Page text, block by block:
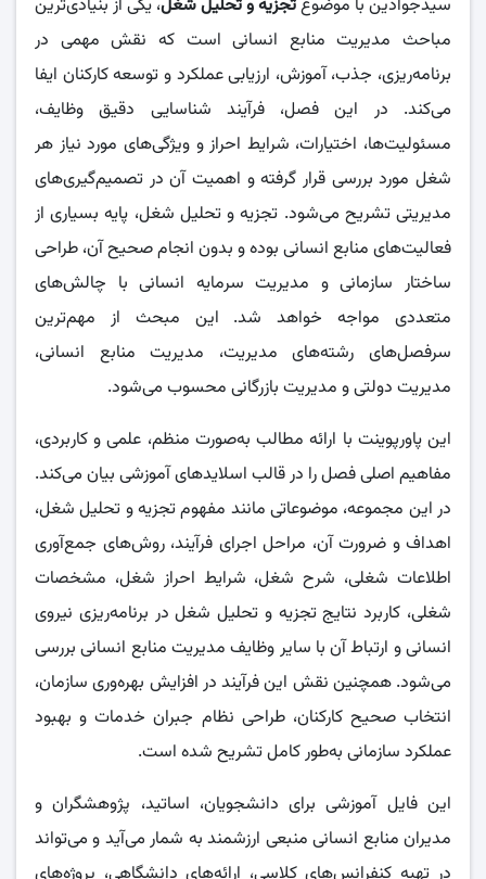
سیدجوادین با موضوعتجزیه و تحلیل شغل، یکی از بنیادی‌ترین
مباحث مدیریت منابع انسانی است که نقش مهمی در
برنامه‌ریزی، جذب، آموزش، ارزیابی عملکرد و توسعه کارکنان ایفا
می‌کند. در این فصل، فرآیند شناسایی دقیق وظایف،
مسئولیت‌ها، اختیارات، شرایط احراز و ویژگی‌های مورد نیاز هر
شغل مورد بررسی قرار گرفته و اهمیت آن در تصمیم‌گیری‌های
مدیریتی تشریح می‌شود. تجزیه و تحلیل شغل، پایه بسیاری از
فعالیت‌های منابع انسانی بوده و بدون انجام صحیح آن، طراحی
ساختار سازمانی و مدیریت سرمایه انسانی با چالش‌های
متعددی مواجه خواهد شد. این مبحث از مهم‌ترین
سرفصل‌های رشته‌های مدیریت، مدیریت منابع انسانی،
مدیریت دولتی و مدیریت بازرگانی محسوب می‌شود.
این پاورپوینت با ارائه مطالب به‌صورت منظم، علمی و کاربردی،
مفاهیم اصلی فصل را در قالب اسلایدهای آموزشی بیان می‌کند.
در این مجموعه، موضوعاتی مانند مفهوم تجزیه و تحلیل شغل،
اهداف و ضرورت آن، مراحل اجرای فرآیند، روش‌های جمع‌آوری
اطلاعات شغلی، شرح شغل، شرایط احراز شغل، مشخصات
شغلی، کاربرد نتایج تجزیه و تحلیل شغل در برنامه‌ریزی نیروی
انسانی و ارتباط آن با سایر وظایف مدیریت منابع انسانی بررسی
می‌شود. همچنین نقش این فرآیند در افزایش بهره‌وری سازمان،
انتخاب صحیح کارکنان، طراحی نظام جبران خدمات و بهبود
عملکرد سازمانی به‌طور کامل تشریح شده است.
این فایل آموزشی برای دانشجویان، اساتید، پژوهشگران و
مدیران منابع انسانی منبعی ارزشمند به شمار می‌آید و می‌تواند